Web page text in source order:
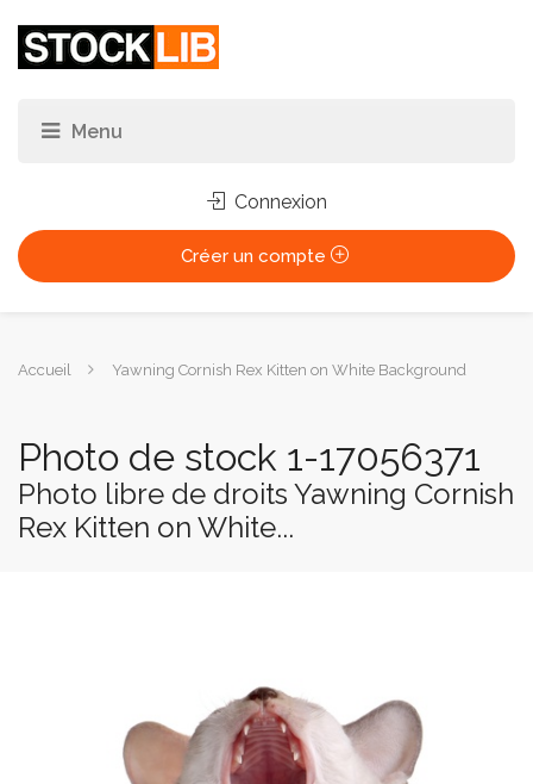
Connexion
Créer un compte
Vous
Accueil Yawning Cornish Rex Kitten on White Background
Photo de stock 1-17056371
Photo libre de droits Yawning Cornish
Rex Kitten on White...